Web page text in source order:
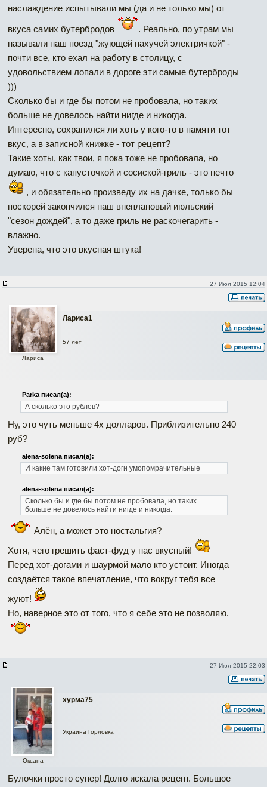
наслаждение испытывали мы (да и не только мы) от
вкуса самих бутербродов
. Реально, по утрам мы
называли наш поезд "жующей пахучей электричкой" -
почти все, кто ехал на работу в столицу, с
удовольствием лопали в дороге эти самые бутерброды
)))
Сколько бы и где бы потом не пробовала, но таких
больше не довелось найти нигде и никогда.
Интересно, сохранился ли хоть у кого-то в памяти тот
вкус, а в записной книжке - тот рецепт?
Такие хоты, как твои, я пока тоже не пробовала, но
думаю, что с капусточкой и сосиской-гриль - это нечто
, и обязательно произведу их на дачке, только бы
поскорей закончился наш внеплановый июльский
"сезон дождей", а то даже гриль не раскочегарить -
влажно.
Уверена, что это вкусная штука!
27 Июл 2015 12:04
Лариса1
Лариса
57 лет
Parka писал(а):
А сколько это рублев?
Ну, это чуть меньше 4х долларов. Приблизительно 240
руб?
alena-solena писал(а):
И какие там готовили хот-доги умопомрачительные
alena-solena писал(а):
Сколько бы и где бы потом не пробовала, но таких
больше не довелось найти нигде и никогда.
Алён, а может это ностальгия?
Хотя, чего грешить фаст-фуд у нас вкусный!
Перед хот-догами и шаурмой мало кто устоит. Иногда
создаётся такое впечатление, что вокруг тебя все
жуют!
Но, наверное это от того, что я себе это не позволяю.
27 Июл 2015 22:03
хурма75
Оксана
Украина Горловка
Булочки просто супер! Долго искала рецепт. Большое